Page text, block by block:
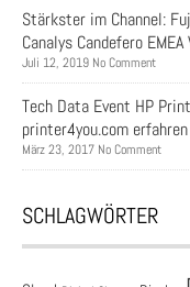
Stärkster im Channel:
Canalys Candefero
Juli 12, 2019 No Comment
Tech Data Event HP
printer4you.com
März 23, 2017 No Comment
SCHLAGWÖRTER